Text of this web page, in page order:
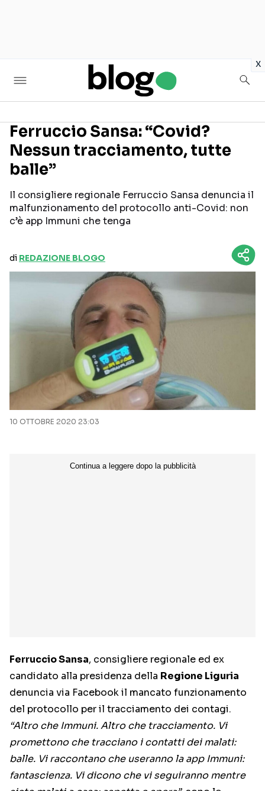
x
Seguici sui social
Ferruccio Sansa: “Covid?
Nessun tracciamento, tutte
balle”
Il consigliere regionale Ferruccio Sansa denuncia il
malfunzionamento del protocollo anti-Covid: non
c’è app Immuni che tenga
di REDAZIONE BLOGO
10 OTTOBRE 2020 23:03
Ferruccio Sansa, consigliere regionale ed ex
candidato alla presidenza della Regione Liguria
denuncia via Facebook il mancato funzionamento
del protocollo per il tracciamento dei contagi.
“Altro che Immuni. Altro che tracciamento. Vi
promettono che tracciano i contatti dei malati:
balle. Vi raccontano che useranno la app Immuni:
fantascienza. Vi dicono che vi seguiranno mentre